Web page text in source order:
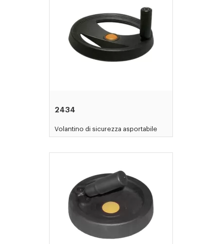
2434
Volantino di sicurezza asportabile